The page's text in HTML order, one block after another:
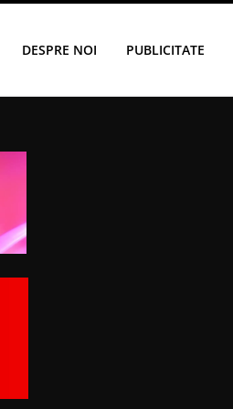
DESPRE NOI PUBLICITATE